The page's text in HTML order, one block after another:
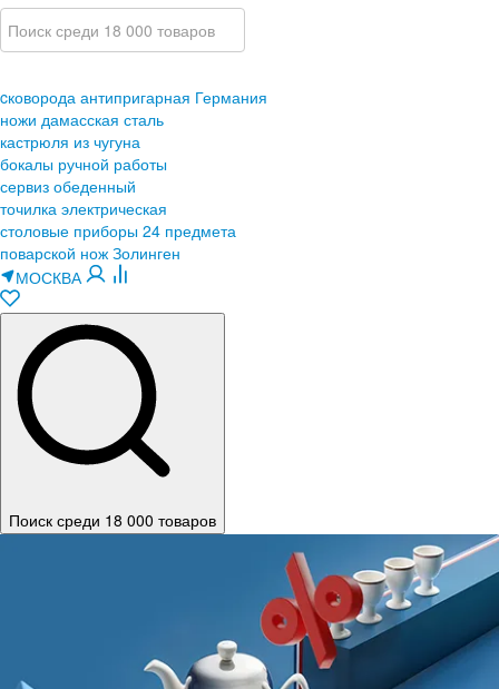
cковорода антипригарная Германия
ножи дамасская сталь
кастрюля из чугуна
бокалы ручной работы
сервиз обеденный
точилка электрическая
столовые приборы 24 предмета
поварской нож Золинген
МОСКВА
Поиск среди 18 000 товаров